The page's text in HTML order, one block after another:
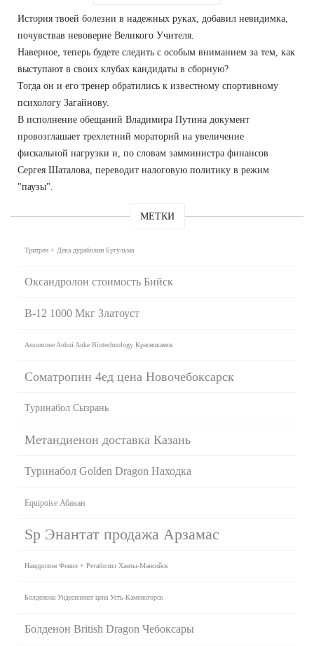
История твоей болезни в надежных руках, добавил невидимка,
почувствав невоверие Великого Учителя.
Наверное, теперь будете следить с особым вниманием за тем, как
выступают в своих клубах кандидаты в сборную?
Тогда он и его тренер обратились к известному спортивному
психологу Загайнову.
В исполнение обещаний Владимира Путина документ
провозглашает трехлетний мораторий на увеличение
фискальной нагрузки и, по словам замминистра финансов
Сергея Шаталова, переводит налоговую политику в режим
"паузы".
МЕТКИ
Тритрен + Дека дураболин Бугульма
Оксандролон стоимость Бийск
B-12 1000 Мкг Златоуст
Ansomone Anhui Anke Biotechnology Краснокамск
Cоматропин 4ед цена Новочебоксарск
Туринабол Сызрань
Метандиенон доставка Казань
Туринабол Golden Dragon Находка
Equipoise Абакан
Sp Энантат продажа Арзамас
Нандролон Фенил + Ретаболил Ханты-Мансийск
Болденона Ундесиленат цена Усть-Каменогорск
Болденон British Dragon Чебоксары